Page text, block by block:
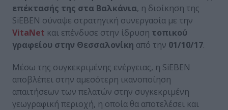
επέκτασής της στα Βαλκάνια, η διοίκηση της
SiEBEN σύναψε στρατηγική συνεργασία με την
VitaNet και επένδυσε στην ίδρυση τοπικού
γραφείου στην Θεσσαλονίκη από την 01/10/17.
Μέσω της συγκεκριμένης ενέργειας, η SiEBEN
αποβλέπει στην αμεσότερη ικανοποίηση
απαιτήσεων των πελατών στην συγκεκριμένη
γεωγραφική περιοχή, η οποία θα αποτελέσει και